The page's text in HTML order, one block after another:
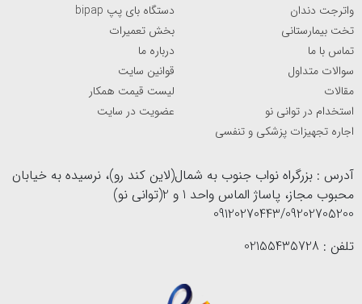
واترجت دندان
دستگاه بای پپ bipap
تخت بیمارستانی
بخش تعمیرات
تماس با ما
درباره ما
سوالات متداول
قوانین سایت
مقالات
لیست قیمت همکار
استخدام در توانی نو
عضویت در سایت
اجاره تجهیزات پزشکی و تنفسی
آدرس : بزرگراه نواب جنوب به شمال(لاین کند رو)، نرسیده به خیابان
محبوب مجاز، پاساژ الماس واحد 1 و 2(توانی نو)
09120270443/09202705200
تلفن : 02155435728